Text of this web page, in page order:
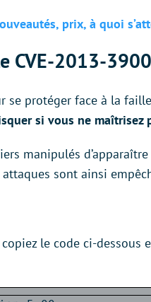
prix, à quoi
CVE-2013-
protéger face à la
si vous ne maîtrisez
manipulés d’apparaître
sont ainsi
le code ci-dessous